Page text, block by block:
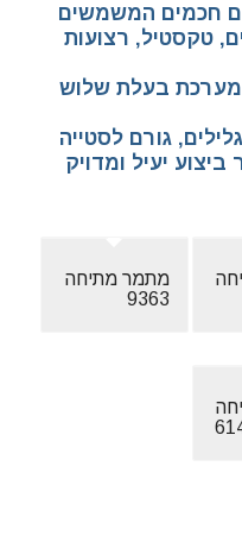
חכמים המשמשים
טקסטיל, רצועות
בעלת שלוש
גורם לסטייה
יעיל ומדויק
מתמר מתיחה
9363